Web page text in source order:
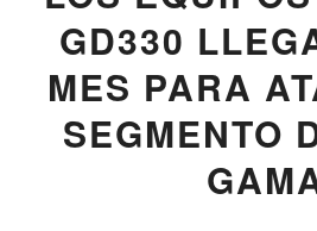
GD330
MES PARA
SEGMENTO